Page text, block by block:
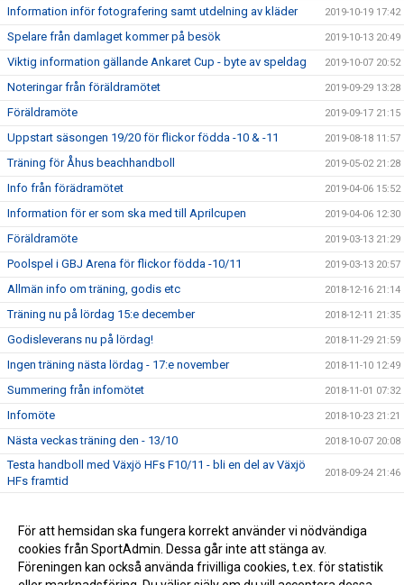
Information inför fotografering samt utdelning av kläder 2019-10-19 17:42
Spelare från damlaget kommer på besök 2019-10-13 20:49
Viktig information gällande Ankaret Cup - byte av speldag 2019-10-07 20:52
Noteringar från föräldramötet 2019-09-29 13:28
Föräldramöte 2019-09-17 21:15
Uppstart säsongen 19/20 för flickor födda -10 & -11 2019-08-18 11:57
Träning för Åhus beachhandboll 2019-05-02 21:28
Info från förädramötet 2019-04-06 15:52
Information för er som ska med till Aprilcupen 2019-04-06 12:30
Föräldramöte 2019-03-13 21:29
Poolspel i GBJ Arena för flickor födda -10/11 2019-03-13 20:57
Allmän info om träning, godis etc 2018-12-16 21:14
Träning nu på lördag 15:e december 2018-12-11 21:35
Godisleverans nu på lördag! 2018-11-29 21:59
Ingen träning nästa lördag - 17:e november 2018-11-10 12:49
Summering från infomötet 2018-11-01 07:32
Infomöte 2018-10-23 21:21
Nästa veckas träning den - 13/10 2018-10-07 20:08
Testa handboll med Växjö HFs F10/11 - bli en del av Växjö
HFs framtid
2018-09-24 21:46
Föräldramöte 2018-09-16 14:16
Nu startar vi upp säsongen 2018-2019 2018-08-27 20:10
För att hemsidan ska fungera korrekt använder vi nödvändiga
cookies från SportAdmin. Dessa går inte att stänga av.
Föreningen kan också använda frivilliga cookies, t.ex. för statistik